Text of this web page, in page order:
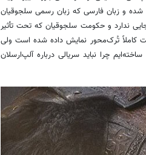
و زبان فارسی که زبان رسمی سلجوقیان
ندارد و حکومت سلجوقیان که تحت تأثیر
کاملاً تُرک‌محور نمایش داده شده است ولی
چرا نباید سریالی دربارهآلپ‌ارسلان